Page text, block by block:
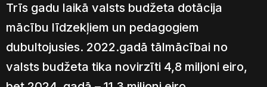
Trīs gadu laikā valsts budžeta dotācija
mācību līdzekļiem un pedagogiem
dubultojusies. 2022.gadā tālmācībai no
valsts budžeta tika novirzīti 4,8 miljoni eiro,